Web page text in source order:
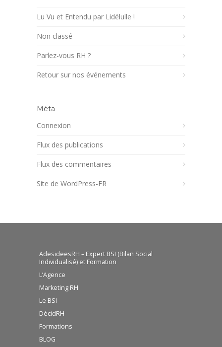
Lu Vu et Entendu par Lidélulle !
Non classé
Parlez-vous RH ?
Retour sur nos événements
Méta
Connexion
Flux des publications
Flux des commentaires
Site de WordPress-FR
AdesideesRH – Expert BSI (Bilan Social
Individualisé) et Formation
L’Agence
Marketing RH
Le BSI
DécidRH
Formations
BLOG